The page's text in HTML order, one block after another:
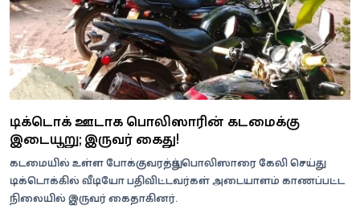
டிக்டொக் ஊடாக பொலிஸாரின் கடமைக்கு
இடையூறு; இருவர் கைது!
கடமையில் உள்ள போக்குவரத்துப் பொலிஸாரை கேலி செய்து
டிக்டொக்கில் வீடியோ பதிவிட்டவர்கள் அடையாளம் காணப்பட்ட
நிலையில் இருவர் கைதாகினர்.